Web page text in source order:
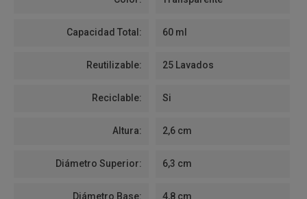
Capacidad Total: 60 ml
Reutilizable: 25 Lavados
Reciclable: Si
Altura: 2,6 cm
Diámetro Superior: 6,3 cm
Diámetro Base: 4,8 cm